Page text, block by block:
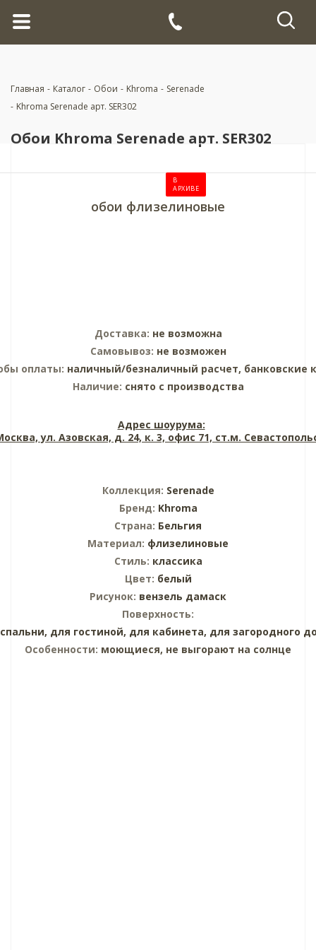
Главная - Каталог - Обои - Khroma - Serenade
- Khroma Serenade арт. SER302
Обои Khroma Serenade арт. SER302
В
АРХИВЕ
обои флизелиновые
Доставка: не возможна
Самовывоз: не возможен
оплаты: наличный/безналичный расчет, банковские
Наличие: снято с производства
Адрес шоурума:
ул. Азовская, д. 24, к. 3, офис 71, ст.м.
Коллекция: Serenade
Бренд: Khroma
Страна: Бельгия
Материал: флизелиновые
Стиль: классика
Цвет: белый
Рисунок: вензель дамаск
Поверхность:
для гостиной, для кабинета, для загородного
Особенности: моющиеся, не выгорают на солнце